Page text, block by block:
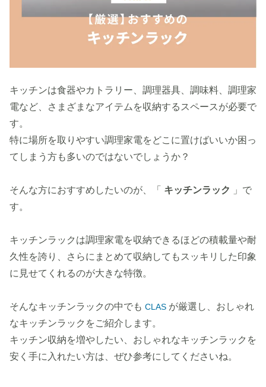
キッチンは食器やカトラリー、調理器具、調味料、調理家
電など、さまざまなアイテムを収納するスペースが必要で
す。
特に場所を取りやすい調理家電をどこに置けばいいか困っ
てしまう方も多いのではないでしょうか？
そんな方におすすめしたいのが、「 キッチンラック
」で
す。
キッチンラックは調理家電を収納できるほどの積載量や耐
久性を誇り、さらにまとめて収納してもスッキリした印象
に見せてくれるのが大きな特徴。
そんなキッチンラックの中でも CLAS が厳選し、おしゃれ
なキッチンラックをご紹介します。
キッチン収納を増やしたい、おしゃれなキッチンラックを
安く手に入れたい方は、ぜひ参考にしてくださいね。